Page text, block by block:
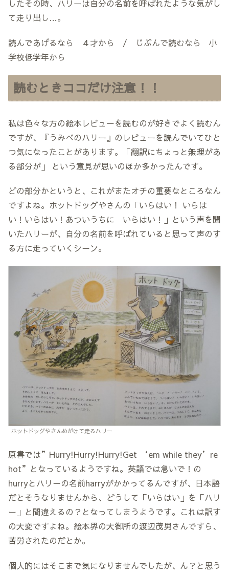
したその時、ハリーは自分の名前を呼ばれたような気がし
て走り出し…。
読んであげるなら ４才から / じぶんで読むなら 小
学校低学年から
読むときココだけ注意！！
私は色々な方の絵本レビューを読むのが好きでよく読むん
ですが、『うみべのハリー』のレビューを読んでいてひと
つ気になったことがあります。「翻訳にちょっと無理があ
る部分が」 という意見が思いのほか多かったんです。
どの部分かというと、これがまたオチの重要なところなん
ですよね。ホットドッグやさんの「いらはい！ いらは
い！いらはい！あついうちに いらはい！」という声を聞
いたハリーが、自分の名前を呼ばれていると思って声のす
る方に走っていくシーン。
ホットドッグやさんめがけて走るハリー
原書では”Hurry!Hurry!Hurry!Get ‘em while they’re
hot”となっているようですね。英語では急いで！の
hurryとハリーの名前harryがかかってるんですが、日本語
だとそうなりませんから、どうして「いらはい」を「ハリ
ー」と間違えるの？となってしまうようです。これは訳す
の大変ですよね。絵本界の大御所の渡辺茂男さんですら、
苦労されたのだとか。
個人的にはそこまで気になりませんでしたが、ん？と思う